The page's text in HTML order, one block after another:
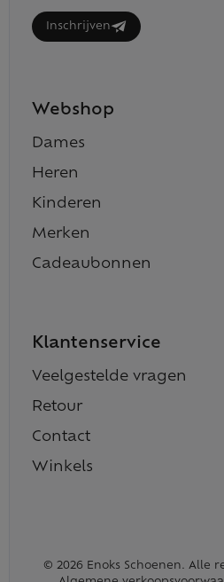
Inschrijven
Webshop
Dames
Heren
Kinderen
Merken
Cadeaubonnen
Klantenservice
Veelgestelde vragen
Retour
Contact
Winkels
© 2026 Enoks Schoenen. Alle